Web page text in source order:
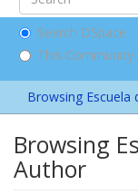
Search DSpace
This Community
Browsing Escuela
Browsing
Author